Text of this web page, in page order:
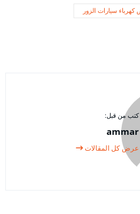
سيارات الزور
كتب من قبل:
ammar
عرض كل المقالات